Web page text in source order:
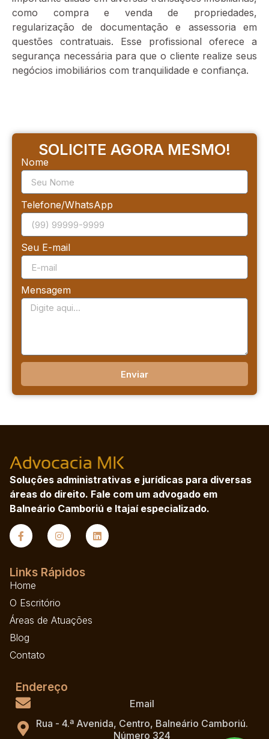
como compra e venda de propriedades,
regularização de documentação e assessoria em
questões contratuais. Esse profissional oferece a
segurança necessária para que o cliente realize seus
negócios imobiliários com tranquilidade e confiança.
SOLICITE AGORA MESMO!
Nome
Telefone/WhatsApp
Seu E-mail
Mensagem
Enviar
Soluções administrativas e jurídicas para diversas
áreas do direito. Fale com um advogado em
Balneário Camboriú e Itajaí especializado.
Links Rápidos
Home
O Escritório
Áreas de Atuações
Blog
Contato
Endereço
Email
Rua - 4.ª Avenida, Centro, Balneário Camboriú.
Número 324